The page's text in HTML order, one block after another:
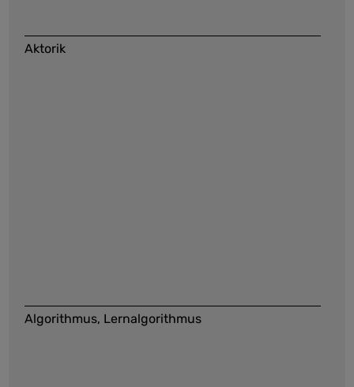
Aktorik
Algorithmus, Lernalgorithmus